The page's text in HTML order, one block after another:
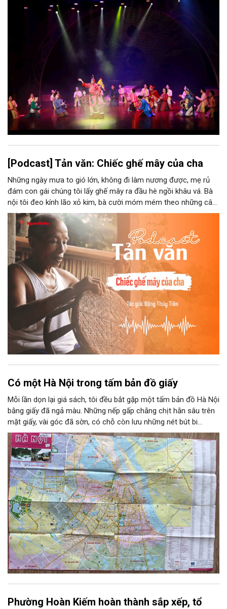
thể kể một câu chuyện về chiều sâu văn hiến của dân tộc.
Nhưng trong kỷ nguyên mới, câu hỏi đặt ra không chỉ Hà Nội có
bao nhiêu di sản, bao nhiêu văn nghệ sĩ, trí thức, không gian ký
ức, mà là làm thế nào để những giá trị ấy trở thành nguồn lực
phát triển, thành sức mạnh mềm, thành động lực sáng tạo,
thành năng lực cạnh tranh của Thủ đô.
[Podcast] Tản văn: Chiếc ghế mây của cha
Những ngày mưa to gió lớn, không đi làm nương được, mẹ rủ
đám con gái chúng tôi lấy ghế mây ra đầu hè ngồi khâu vá. Bà
nội tôi đeo kính lão xỏ kim, bà cười móm mém theo những câu
chuyện kể tếu táo của đám trẻ chúng tôi. Chiếc ghế mây phát
ra âm thanh kin kít chịu đựng sức nặng cơ thể con người theo
những điệu cười khúc khích.
Có một Hà Nội trong tấm bản đồ giấy
Mỗi lần dọn lại giá sách, tôi đều bắt gặp một tấm bản đồ Hà Nội
bằng giấy đã ngả màu. Những nếp gấp chằng chịt hằn sâu trên
mặt giấy, vài góc đã sờn, có chỗ còn lưu những nét bút bi
khoanh tròn tên phố. Người ta có thể giữ một tấm ảnh, một
tấm vé tàu hay một lá thư cũ để nhớ về tuổi trẻ. Còn tôi giữ
một tấm bản đồ. Bởi trên đó có một Hà Nội gắn với năm tháng
thanh xuân của tôi.
Phường Hoàn Kiếm hoàn thành sắp xếp, tổ